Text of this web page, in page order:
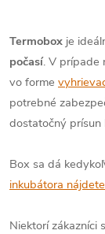
Termobox je
počasí. V prípade
vo forme
potrebné
dostatočný prísun
Box sa dá
inkubátora
Niektorí zákazníci